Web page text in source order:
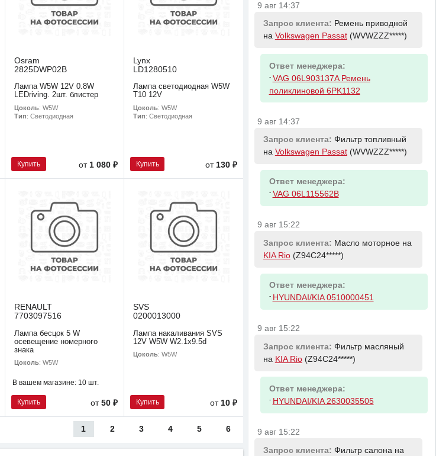
Osram
2825DWP02B
Лампа W5W 12V 0.8W
LEDriving. 2шт. блистер
Цоколь: W5W
Тип: Светодиодная
Купить от 1 080 ₽
Lynx
LD1280510
Лампа светодиодная W5W
T10 12V
Цоколь: W5W
Тип: Светодиодная
Купить от 130 ₽
RENAULT
7703097516
Лампа бесцок 5 W
осевещение номерного
знака
Цоколь: W5W
В вашем магазине: 10 шт.
Купить от50 ₽
SVS
0200013000
Лампа накаливания SVS
12V W5W W2.1х9.5d
Цоколь: W5W
Купить от 10 ₽
1 2 3 4 5 6
9 авг 14:37
Запрос клиента: Ремень приводной
на Volkswagen Passat(WVWZZZ*****)
Ответ менеджера:
- VAG 06L903137A Ремень
поликлиновой 6PK1132
9 авг 14:37
Запрос клиента: Фильтр топливный
на Volkswagen Passat(WVWZZZ*****)
Ответ менеджера:
- VAG 06L115562B
9 авг 15:22
Запрос клиента: Масло моторное на
KIA Rio(Z94C24*****)
Ответ менеджера:
- HYUNDAI/KIA 0510000451
9 авг 15:22
Запрос клиента: Фильтр масляный
на KIA Rio(Z94C24*****)
Ответ менеджера:
- HYUNDAI/KIA 2630035505
9 авг 15:22
Запрос клиента: Фильтр салона на